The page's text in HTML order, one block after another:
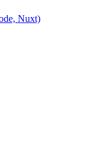
Nuxt)